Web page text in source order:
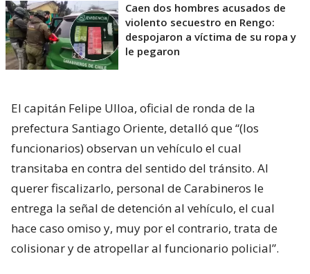
Caen dos hombres acusados de
violento secuestro en Rengo:
despojaron a víctima de su ropa y
le pegaron
El capitán Felipe Ulloa, oficial de ronda de la
prefectura Santiago Oriente, detalló que “(los
funcionarios) observan un vehículo el cual
transitaba en contra del sentido del tránsito. Al
querer fiscalizarlo, personal de Carabineros le
entrega la señal de detención al vehículo, el cual
hace caso omiso y, muy por el contrario, trata de
colisionar y de atropellar al funcionario policial”.